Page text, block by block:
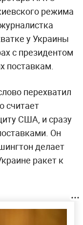
режима
у Украины
с президентом
поставкам.
перехватил
считает
США, и сразу
Он
делает
ракет к